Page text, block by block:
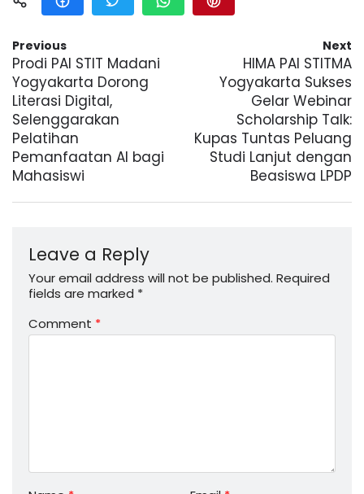
Previous
Prodi PAI STIT Madani
Yogyakarta Dorong
Literasi Digital,
Selenggarakan
Pelatihan
Pemanfaatan AI bagi
Mahasiswi
Next
HIMA PAI STITMA
Yogyakarta Sukses
Gelar Webinar
Scholarship Talk:
Kupas Tuntas Peluang
Studi Lanjut dengan
Beasiswa LPDP
Leave a Reply
Your email address will not be published. Required
fields are marked *
Comment *